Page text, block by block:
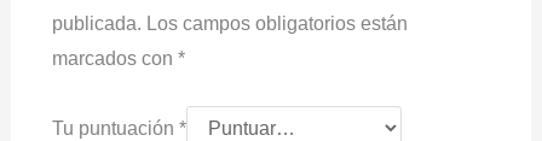
publicada. Los campos obligatorios están
marcados con *
Tu puntuación *